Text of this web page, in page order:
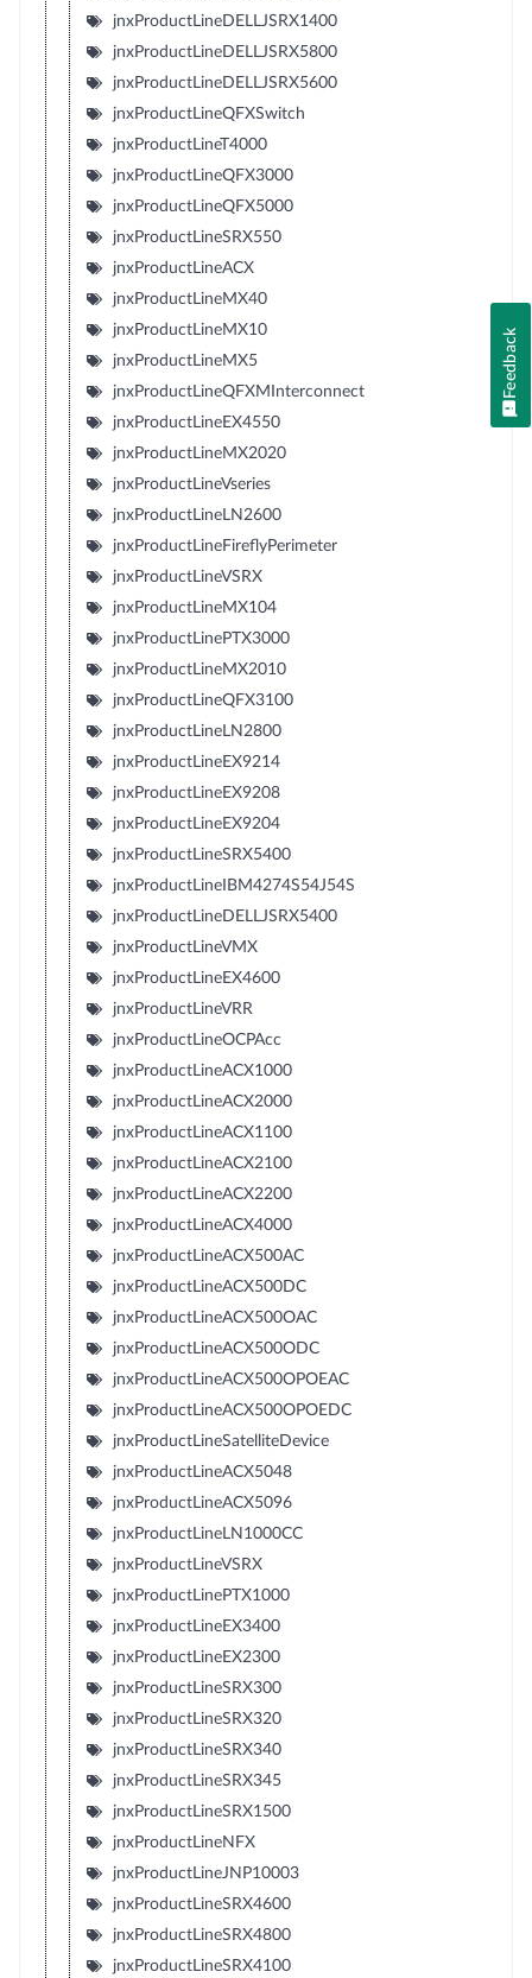
jnxProductLineDELLJSRX1400
jnxProductLineDELLJSRX5800
jnxProductLineDELLJSRX5600
jnxProductLineQFXSwitch
jnxProductLineT4000
jnxProductLineQFX3000
jnxProductLineQFX5000
jnxProductLineSRX550
jnxProductLineACX
jnxProductLineMX40
jnxProductLineMX10
jnxProductLineMX5
jnxProductLineQFXMInterconnect
jnxProductLineEX4550
jnxProductLineMX2020
jnxProductLineVseries
jnxProductLineLN2600
jnxProductLineFireflyPerimeter
jnxProductLineVSRX
jnxProductLineMX104
jnxProductLinePTX3000
jnxProductLineMX2010
jnxProductLineQFX3100
jnxProductLineLN2800
jnxProductLineEX9214
jnxProductLineEX9208
jnxProductLineEX9204
jnxProductLineSRX5400
jnxProductLineIBM4274S54J54S
jnxProductLineDELLJSRX5400
jnxProductLineVMX
jnxProductLineEX4600
jnxProductLineVRR
jnxProductLineOCPAcc
jnxProductLineACX1000
jnxProductLineACX2000
jnxProductLineACX1100
jnxProductLineACX2100
jnxProductLineACX2200
jnxProductLineACX4000
jnxProductLineACX500AC
jnxProductLineACX500DC
jnxProductLineACX500OAC
jnxProductLineACX500ODC
jnxProductLineACX500OPOEAC
jnxProductLineACX500OPOEDC
jnxProductLineSatelliteDevice
jnxProductLineACX5048
jnxProductLineACX5096
jnxProductLineLN1000CC
jnxProductLineVSRX
jnxProductLinePTX1000
jnxProductLineEX3400
jnxProductLineEX2300
jnxProductLineSRX300
jnxProductLineSRX320
jnxProductLineSRX340
jnxProductLineSRX345
jnxProductLineSRX1500
jnxProductLineNFX
jnxProductLineJNP10003
jnxProductLineSRX4600
jnxProductLineSRX4800
jnxProductLineSRX4100
Feedback